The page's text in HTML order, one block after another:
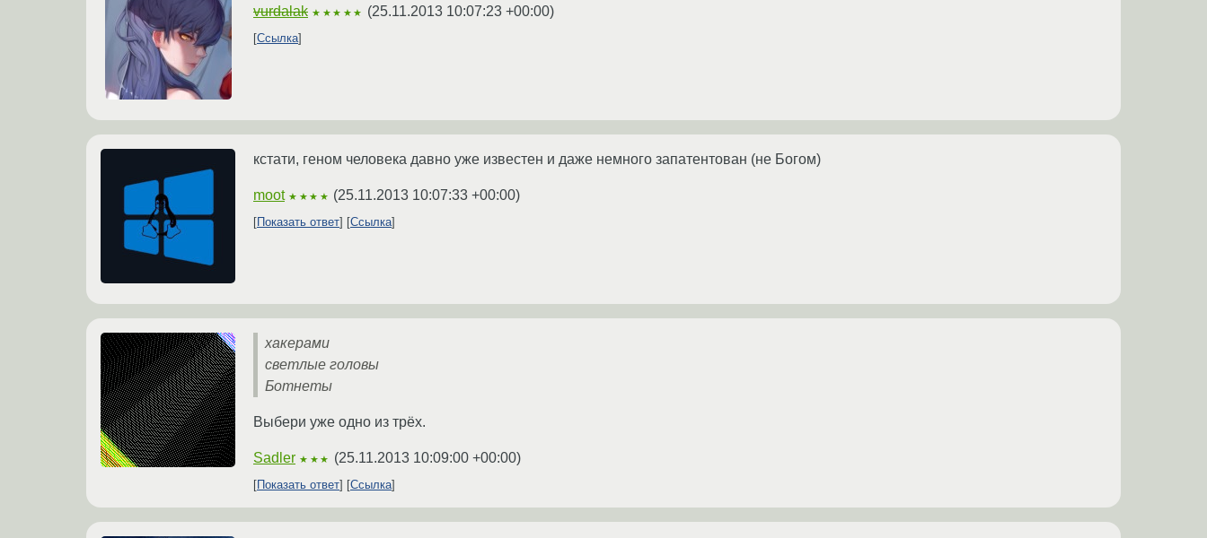
vurdalak ★★★★★ (25.11.2013 10:07:23 +00:00)
Ссылка
кстати, геном человека давно уже известен и даже немного запатентован (не Богом)
moot ★★★★ (25.11.2013 10:07:33 +00:00)
Показать ответ Ссылка
хакерами
светлые головы
Ботнеты
Выбери уже одно из трёх.
Sadler ★★★ (25.11.2013 10:09:00 +00:00)
Показать ответ Ссылка